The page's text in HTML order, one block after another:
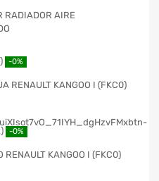
RADIADOR AIRE
-0%
RENAULT KANGOO I (FKC0)
-0%
RENAULT KANGOO I (FKC0)